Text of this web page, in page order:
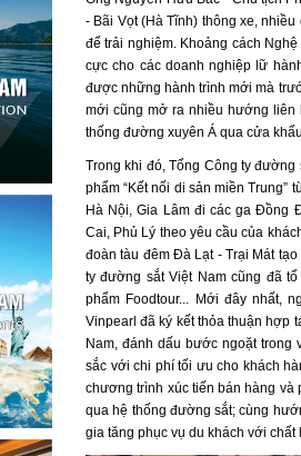
- Bãi Vọt (Hà Tĩnh) thông xe,
để trải nghiệm. Khoảng cách
cực cho các doanh nghiệp lữ
được những hành trình mới mà
mới cũng mở ra nhiều hướng liên
thống đường xuyên Á qua cửa
Trong khi đó, Tổng Công ty
phẩm “Kết nối di sản miền Trung”
Hà Nội, Gia Lâm đi các ga Đồng
Cai, Phủ Lý theo yêu cầu của
đoàn tàu đêm Đà Lạt - Trại Mát
ty đường sắt Việt Nam cũng đã
phẩm Foodtour... Mới đây nhất,
Vinpearl đã ký kết thỏa thuận hợp
Nam, đánh dấu bước ngoặt trong
sắc với chi phí tối ưu cho khách
chương trình xúc tiến bán hàng và
qua hệ thống đường sắt; cùng
gia tăng phục vụ du khách với chất